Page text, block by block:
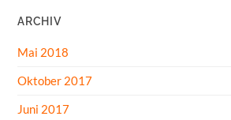
ARCHIV
Mai 2018
Oktober 2017
Juni 2017